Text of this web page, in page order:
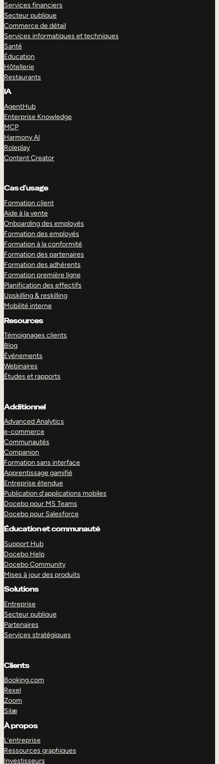
Services financiers
Secteur publique
Commerce de détail
Services informatiques et techniques
Santé
Éducation
Hôtellerie
Restaurants
IA
AgentHub
Enterprise Knowledge
MCP
Harmony AI
Roleplay
Content Creator
Cas d’usage
Formation client
Aide à la vente
Onboarding des employés
Formation des employés
Formation à la conformité
Formation des partenaires
Formation des adhérents
Formation première ligne
Planification des effectifs
Upskilling & reskilling
Mobilité interne
Resources
Témoignages clients
Blog
Événements
Webinaires
Études et rapports
Additionnel
Advanced Analytics
e-commerce
Communautés
Companion
Formation sans interface
Apprentissage gamifié
Entreprise étendue
Publication d’applications mobiles
Docebo pour MS Teams
Docebo pour Salesforce
Éducation et communauté
Support Hub
Docebo Help
Docebo Community
Mises à jour des produits
Solutions
Entreprise
Secteur publique
Partenaires
Services stratégiques
Clients
Booking.com
Rexel
Zoom
Silæ
À propos
L’entreprise
Ressources graphiques
Investisseurs